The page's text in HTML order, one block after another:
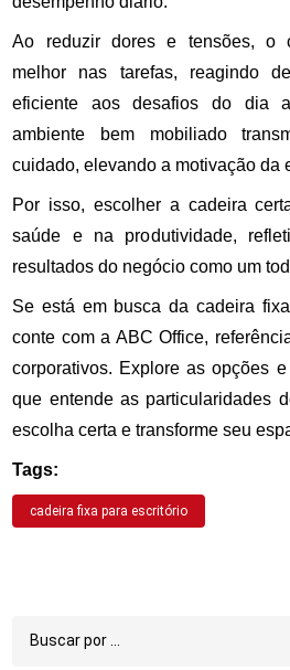
Ao reduzir dores e tensões, o
melhor nas tarefas, reagindo
eficiente aos desafios do dia
ambiente bem mobiliado
cuidado, elevando a motivação da
Por isso, escolher a cadeira
saúde e na produtividade,
resultados do negócio como um
Se está em busca da cadeira
conte com a ABC Office,
corporativos. Explore as opções
que entende as particularidades
escolha certa e transforme seu
Tags:
cadeira fixa para escritório